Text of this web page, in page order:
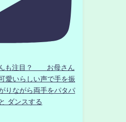
んも注目？ お母さん
愛いらしい声で手を振
りながら両手をパタパ
ダンスする